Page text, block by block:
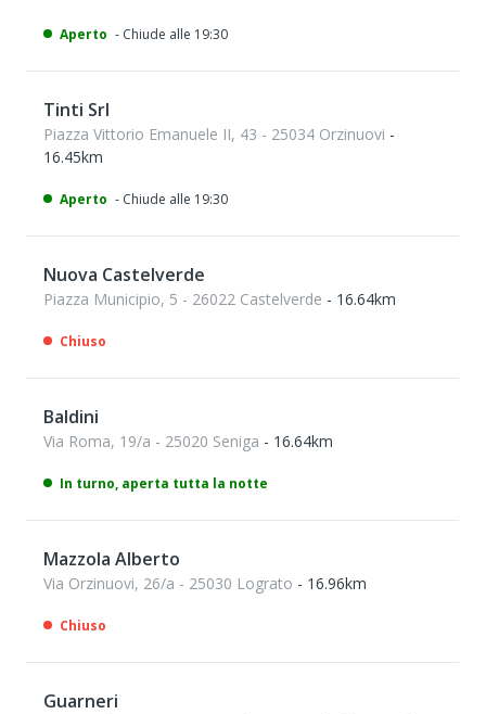
Aperto - Chiude alle 19:30
Tinti Srl
Piazza Vittorio Emanuele II, 43 - 25034 Orzinuovi -
16.45km
Aperto - Chiude alle 19:30
Nuova Castelverde
Piazza Municipio, 5 - 26022 Castelverde - 16.64km
Chiuso
Baldini
Via Roma, 19/a - 25020 Seniga - 16.64km
In turno, aperta tutta la notte
Mazzola Alberto
Via Orzinuovi, 26/a - 25030 Lograto - 16.96km
Chiuso
Guarneri